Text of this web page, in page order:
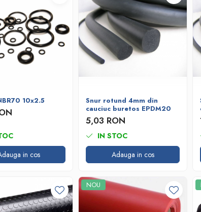
10x2.5
in cos
Snur rotund 4mm din
cauciuc buretos EPDM20
5,03 RON
IN STOC
Adauga in cos
NOU